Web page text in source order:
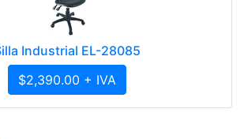
Industrial EL-28085
$2,390.00 + IVA